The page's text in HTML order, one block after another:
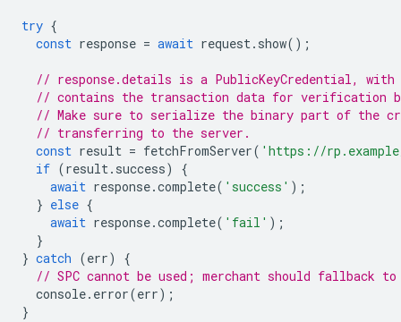
try {
const response = await request. show();
// response.details is a PublicKeyCredential, with
// contains the transaction data for verification
// Make sure to serialize the binary part of the
// transferring to the server.
const result = fetchFromServer( 'https://
if (result. success)
{
await response.complete( 'success' );
} else {
await response.complete( 'fail' );
}
} catch (err)
{
// SPC cannot be used; merchant should fallback
console. error(err);
}